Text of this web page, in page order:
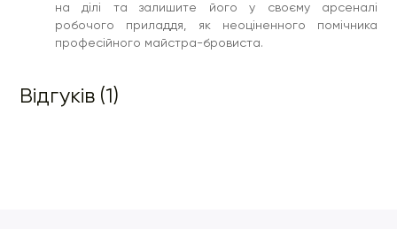
на ділі та залишите його у своєму арсеналі
робочого приладдя, як неоціненного помічника
професійного майстра-бровиста.
Відгуків (1)